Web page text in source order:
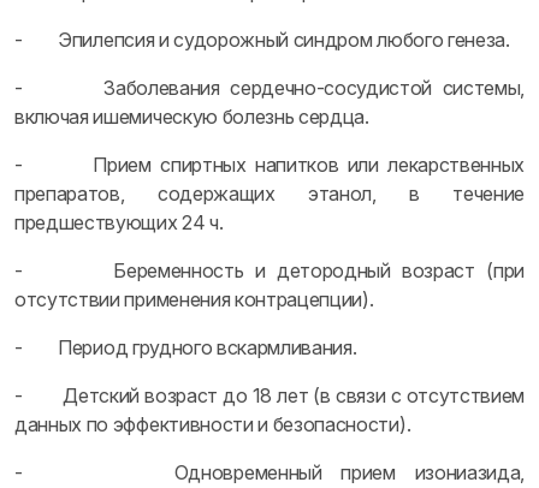
- Эпилепсия и судорожный синдром любого генеза.
- Заболевания сердечно-сосудистой системы,
включая ишемическую болезнь сердца.
- Прием спиртных напитков или лекарственных
препаратов, содержащих этанол, в течение
предшествующих 24 ч.
- Беременность и детородный возраст (при
отсутствии применения контрацепции).
- Период грудного вскармливания.
- Детский возраст до 18 лет (в связи с отсутствием
данных по эффективности и безопасности).
- Одновременный прием изониазида,